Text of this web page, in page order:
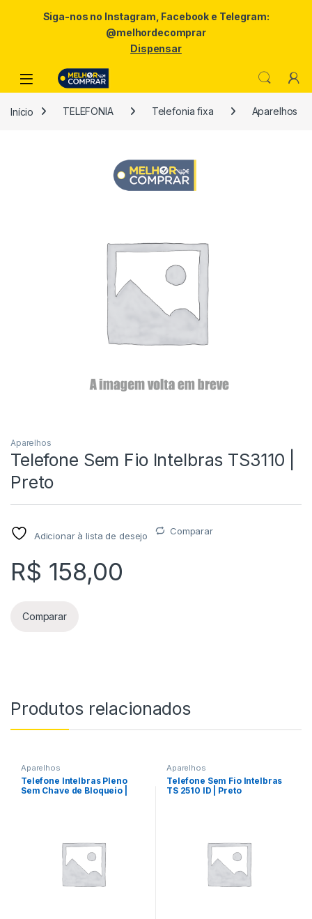
Siga-nos no Instagram, Facebook e Telegram:
@melhordecomprar
Dispensar
Skip to navigation
Skip to content
Início TELEFONIA Telefonia fixa Aparelhos
Aparelhos
Telefone Sem Fio Intelbras TS3110 |
Preto
Adicionar à lista de desejo Comparar
R$ 158,00
Comparar
Produtos relacionados
Aparelhos
Telefone Intelbras Pleno
Sem Chave de Bloqueio |
Aparelhos
Telefone Sem Fio Intelbras
TS 2510 ID | Preto